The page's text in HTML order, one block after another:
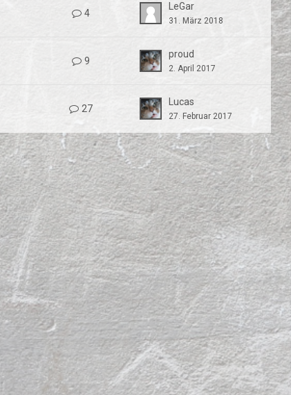
4
LeGar
31. März 2018
9
proud
2. April 2017
27
Lucas
27. Februar 2017